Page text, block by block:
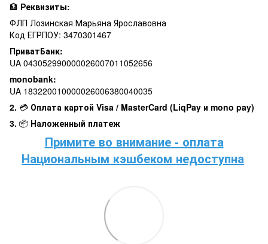
🏦 Реквизиты:
ФЛП Лозинская Марьяна Ярославовна
Код ЕГРПОУ: 3470301467
ПриватБанк:
UA 043052990000026007011052656
monobank:
UA 183220010000026006380040035
2. 💳 Оплата картой Visa / MasterCard (LiqPay и mono pay)
3. 📦 Наложенный платеж
Примите во внимание - оплата
Национальным кэшбеком недоступна